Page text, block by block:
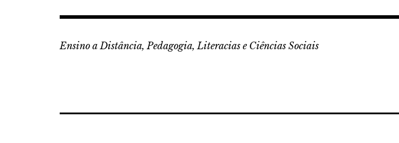
Ensino a Distância, Pedagogia, Literacias e Ciências Sociais